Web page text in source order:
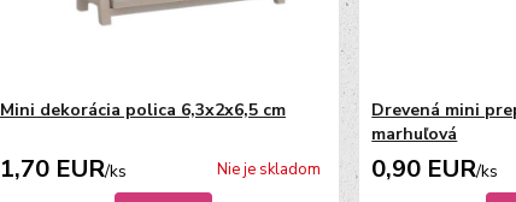
Mini dekorácia polica 6,3x2x6,5 cm
1,70 EUR/ks Nie je skladom
Drevená mini
marhuľová
0,90 EUR/ks